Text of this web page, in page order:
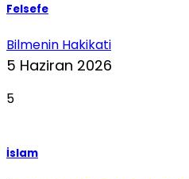
Felsefe
Bilmenin Hakikati
5 Haziran 2026
5
İslam